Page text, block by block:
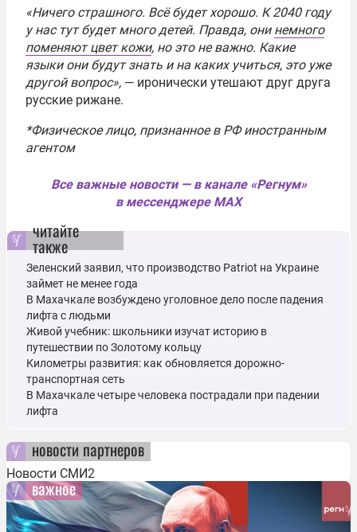
«Ничего страшного. Всё будет хорошо. К 2040 году
у нас тут будет много детей. Правда, они немного
поменяют цвет кожи, но это не важно. Какие
языки они будут знать и на каких учиться, это уже
другой вопрос», — иронически утешают друг друга
русские рижане.
*Физическое лицо, признанное в РФ иностранным
агентом
Все важные новости — в канале «Регнум»
в мессенджере MAX
читайте
также
Зеленский заявил, что производство Patriot на Украине
займет не менее года
В Махачкале возбуждено уголовное дело после падения
лифта с людьми
Живой учебник: школьники изучат историю в
путешествии по Золотому кольцу
Километры развития: как обновляется дорожно-
транспортная сеть
В Махачкале четыре человека пострадали при падении
лифта
новости партнеров
Новости СМИ2
важное